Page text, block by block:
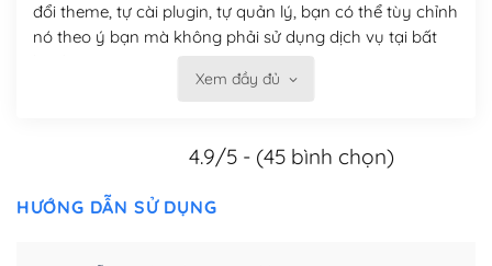
đổi theme, tự cài plugin, tự quản lý, bạn có thể tùy chỉnh
nó theo ý bạn mà không phải sử dụng dịch vụ tại bất
Xem đầy đủ
4.9/5 - (45 bình chọn)
HƯỚNG DẪN SỬ DỤNG